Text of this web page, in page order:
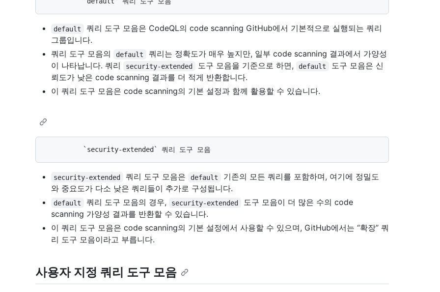
default
쿼리 도구 모음은 CodeQL의 code scanning GitHub에서 기본적으로 실행되는 쿼리
그룹입니다.
쿼리 도구 모음의
default
쿼리는 정확도가 매우 높지만, 일부 code scanning 결과에서 가양성
이 나타납니다. 쿼리
security-extended 도구 모음을 기준으로 하면, default
도구 모음은 신
뢰도가 낮은 code scanning 결과를 더 적게 반환합니다.
이 쿼리 도구 모음은 code scanning의 기본 설정과 함께 활용할 수 있습니다.
security-extended 쿼리 도구 모음은 default
기존의 모든 쿼리를 포함하며, 여기에 정밀도
와 중요도가 다소 낮은 쿼리들이 추가로 구성됩니다.
default 쿼리 도구 모음의 경우, security-extended
도구 모음이 더 많은 수의 code
scanning 가양성 결과를 반환할 수 있습니다.
이 쿼리 도구 모음은 code scanning의 기본 설정에서 사용할 수 있으며, GitHub에서는 “확장” 쿼
리 도구 모음이라고 부릅니다.
사용자 지정 쿼리 도구 모음